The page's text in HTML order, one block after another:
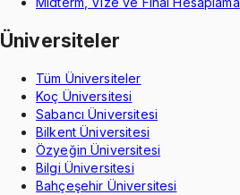
Üniversiteler
Tüm Üniversiteler
Koç Üniversitesi
Sabancı Üniversitesi
Bilkent Üniversitesi
Özyeğin Üniversitesi
Bilgi Üniversitesi
Bahçeşehir Üniversitesi